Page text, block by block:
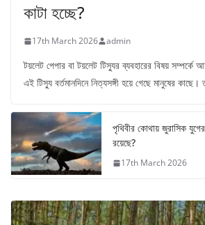
কাটা হচ্ছে?
17th March 2026 admin
টয়লেট পেপার বা টয়লেট টিস্যুর ব্যবহারের বিষয় সম্পর্কে
এই টিস্যু বর্তমানদিনে নিত্যসঙ্গী হয়ে গেছে মানুষের কাছে।
পৃথিবীর কোথায় জুরাসিক
রয়েছে?
17th March 2026